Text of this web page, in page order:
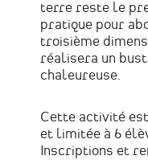
terre reste le
pratique pour
troisième
réalisera un
chaleureuse.
Cette activité
et limitée à 6
Inscriptions et